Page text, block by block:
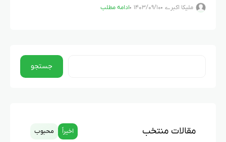
دستگاه‌هایی مانند مایکروویو، مایکروفر و
ملیکا اکبرے ۱۴۰۳/۰۹/۱۰ ادامه مطلب
جستجو
مقالات منتخب اخیراً محبوب